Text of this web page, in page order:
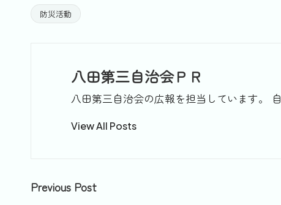
Tags:
防災活動
八田第三自治会ＰＲ
八田第三自治会の広報を担当しています。
View All Posts
Post
Previous Post